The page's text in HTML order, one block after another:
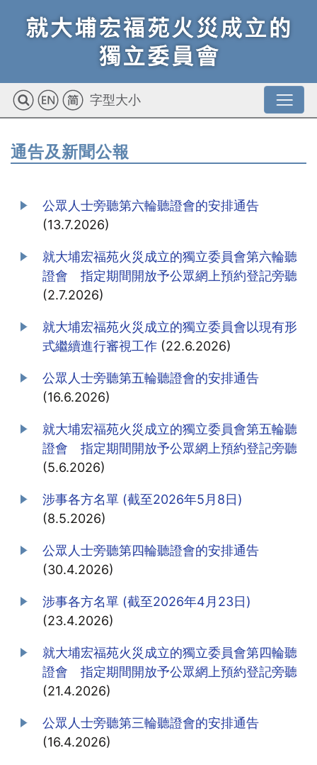
字型大小
通告及新聞公報
公眾人士旁聽第六輪聽證會的安排通告
(13.7.2026)
就大埔宏福苑火災成立的獨立委員會第六輪聽
證會 指定期間開放予公眾網上預約登記旁聽
(2.7.2026)
就大埔宏福苑火災成立的獨立委員會以現有形
式繼續進行審視工作 (22.6.2026)
公眾人士旁聽第五輪聽證會的安排通告
(16.6.2026)
就大埔宏福苑火災成立的獨立委員會第五輪聽
證會 指定期間開放予公眾網上預約登記旁聽
(5.6.2026)
涉事各方名單 (截至2026年5月8日)
(8.5.2026)
公眾人士旁聽第四輪聽證會的安排通告
(30.4.2026)
涉事各方名單 (截至2026年4月23日)
(23.4.2026)
就大埔宏福苑火災成立的獨立委員會第四輪聽
證會 指定期間開放予公眾網上預約登記旁聽
(21.4.2026)
公眾人士旁聽第三輪聽證會的安排通告
(16.4.2026)